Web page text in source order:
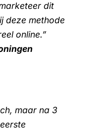
dit
deze methode
online.”
maar na 3